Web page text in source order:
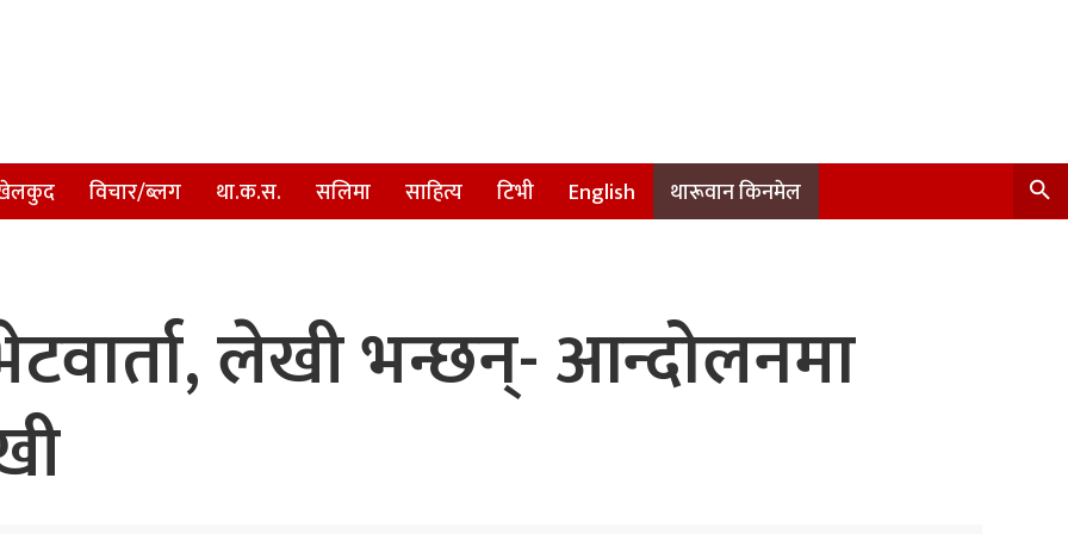
विचार/ब्लग था.क.स. सलिमा साहित्य टिभी English थारूवान किनमेल
लेखी भन्छन्- आन्दोलनमा